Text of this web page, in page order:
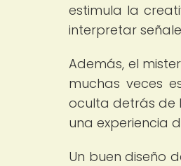
estimula la
interpretar
Además, el
muchas veces
oculta detrás de
una experiencia
Un buen diseño